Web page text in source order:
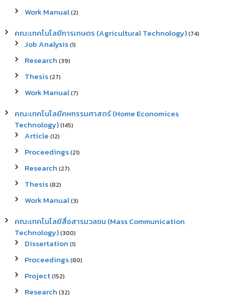
Work Manual(2)
คณะเทคโนโลยีการเกษตร (Agricultural Technology)(74)
Job Analysis(1)
Research (39)
Thesis(27)
Work Manual(7)
คณะเทคโนโลยีคหกรรมศาสตร์ (Home Economices
Technology)(145)
Article (12)
Proceedings(21)
Research (27)
Thesis(82)
Work Manual(3)
คณะเทคโนโลยีสื่อสารมวลชน (Mass Communication
Technology)(300)
Dissertation (1)
Proceedings(80)
Project(152)
Research (32)